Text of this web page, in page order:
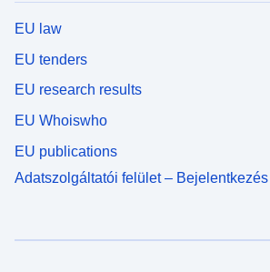
EU law
EU tenders
EU research results
EU Whoiswho
EU publications
Adatszolgáltatói felület – Bejelentkezés